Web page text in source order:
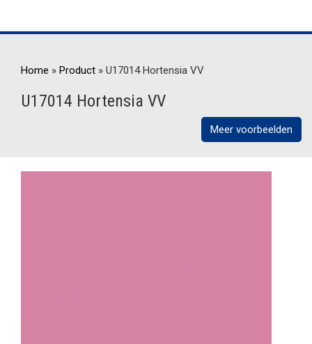
Home » Product » U17014 Hortensia VV
U17014 Hortensia VV
Meer voorbeelden